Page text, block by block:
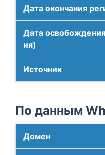
Дата окончания
Дата
ия)
Источник
По данным
Домен